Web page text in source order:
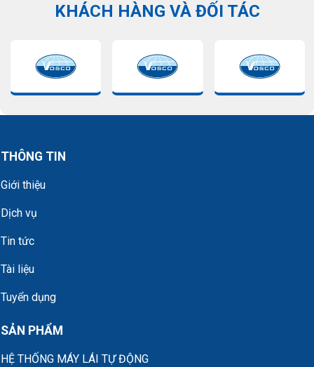
KHÁCH HÀNG VÀ ĐỐI TÁC
THÔNG TIN
Giới thiệu
Dịch vụ
Tin tức
Tài liệu
Tuyển dụng
SẢN PHẨM
HỆ THỐNG MÁY LÁI TỰ ĐỘNG